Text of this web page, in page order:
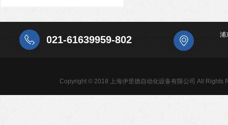
021-61639959-802 浦
Copyright © 2018 上海伊里德自动化设备有限公司 All Rights